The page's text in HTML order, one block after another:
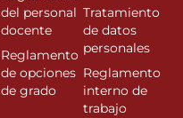
del personal
docente
Reglamento
de opciones
de grado
Tratamiento
de datos
personales
Reglamento
interno de
trabajo